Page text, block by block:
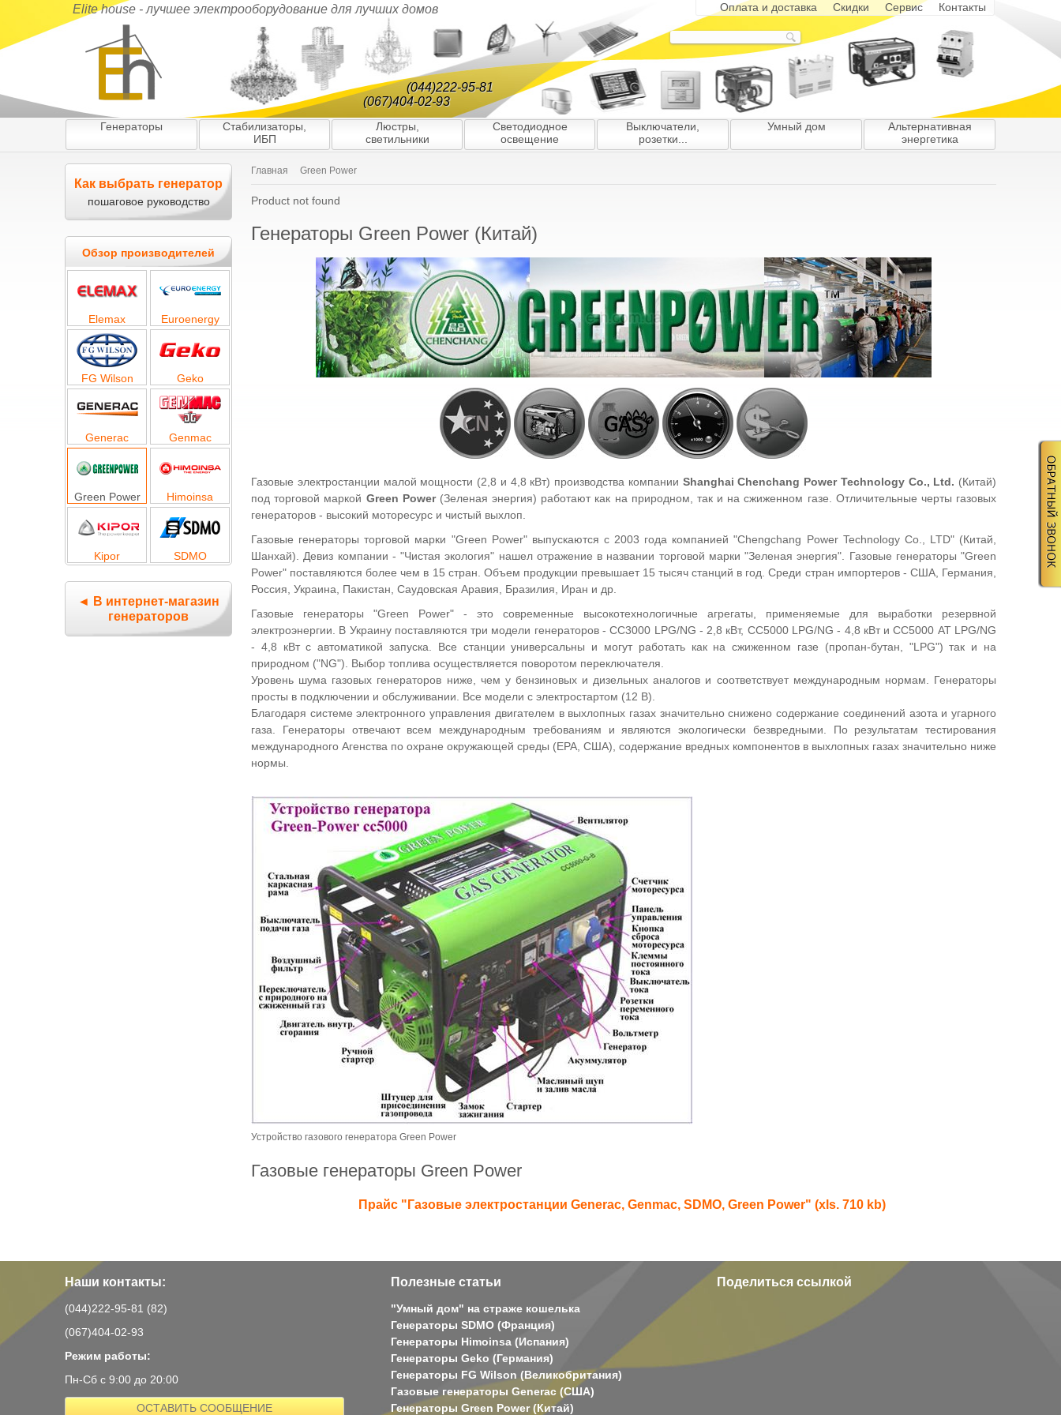
Elite house - лучшее электрооборудование для лучших домов
(044)222-95-81
(067)404-02-93
Главная Green Power
Product not found
Генераторы Green Power (Китай)
Газовые электростанции малой мощности (2,8 и 4,8 кВт) производства компании Shanghai Chenchang Power Technology Co., Ltd. (Китай)
под торговой маркой Green Power (Зеленая энергия) работают как на природном, так и на сжиженном газе. Отличительные черты газовых
генераторов - высокий моторесурс и чистый выхлоп.
Газовые генераторы торговой марки "Green Power" выпускаются с 2003 года компанией "Chengchang Power Technology Co., LTD" (Китай,
Шанхай). Девиз компании - "Чистая экология" нашел отражение в названии торговой марки "Зеленая энергия". Газовые генераторы "Green
Power" поставляются более чем в 15 стран. Объем продукции превышает 15 тысяч станций в год. Среди стран импортеров - США, Германия,
Россия, Украина, Пакистан, Саудовская Аравия, Бразилия, Иран и др.
Газовые генераторы "Green Power" - это современные высокотехнологичные агрегаты, применяемые для выработки резервной
электроэнергии. В Украину поставляются три модели генераторов - СС3000 LPG/NG - 2,8 кВт, СС5000 LPG/NG - 4,8 кВт и СС5000 AT LPG/NG
- 4,8 кВт с автоматикой запуска. Все станции универсальны и могут работать как на сжиженном газе (пропан-бутан, "LPG") так и на
природном ("NG"). Выбор топлива осуществляется поворотом переключателя.
Уровень шума газовых генераторов ниже, чем у бензиновых и дизельных аналогов и соответствует международным нормам. Генераторы
просты в подключении и обслуживании. Все модели с электростартом (12 В).
Благодаря системе электронного управления двигателем в выхлопных газах значительно снижено содержание соединений азота и угарного
газа. Генераторы отвечают всем международным требованиям и являются экологически безвредными. По результатам тестирования
международного Агенства по охране окружающей среды (ЕРА, США), содержание вредных компонентов в выхлопных газах значительно ниже
нормы.
Устройство газового генератора Green Power
Газовые генераторы Green Power
Прайс "Газовые электростанции Generac, Genmac, SDMO, Green Power" (xls. 710 kb)
Как выбрать генератор
пошаговое руководство
Обзор производителей
Elemax Euroenergy
FG Wilson Geko
Generac Genmac
Green Power Himoinsa
Kipor SDMO
◄ В интернет-магазин
генераторов
Генераторы
Стабилизаторы,
ИБП
Люстры,
светильники
Светодиодное
освещение
Выключатели,
розетки...
Умный дом
Альтернативная
энергетика
Оплата и доставка Скидки Сервис Контакты
Наши контакты:
(044)222-95-81 (82)
(067)404-02-93
Режим работы:
Пн-Сб с 9:00 до 20:00
ОСТАВИТЬ СООБЩЕНИЕ
Полезные статьи
"Умный дом" на страже кошелька
Генераторы SDMO (Франция)
Генераторы Himoinsa (Испания)
Генераторы Geko (Германия)
Генераторы FG Wilson (Великобритания)
Газовые генераторы Generac (США)
Генераторы Green Power (Китай)
Поделиться ссылкой